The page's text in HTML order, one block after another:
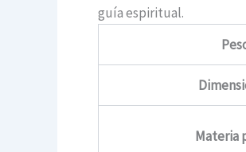
guía espiritual.
Materia